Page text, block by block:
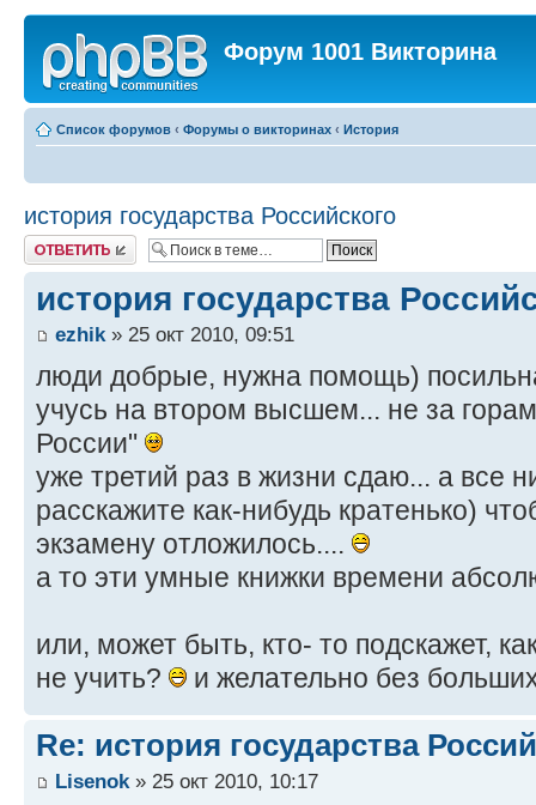
Форум 1001 Викторина
Список форумов ‹ Форумы о викторинах ‹ История
история государства Российского
Ответить
история государства
ezhik» 25 окт 2010, 09:51
люди добрые, нужна помощь)
учусь на втором высшем... не за
России"
уже третий раз в жизни сдаю... а все
расскажите как-нибудь кратенько)
экзамену отложилось....
а то эти умные книжки времени
или, может быть, кто- то подскажет,
не учить?
и желательно без
Re: история государства
Lisenok » 25 окт 2010, 10:17